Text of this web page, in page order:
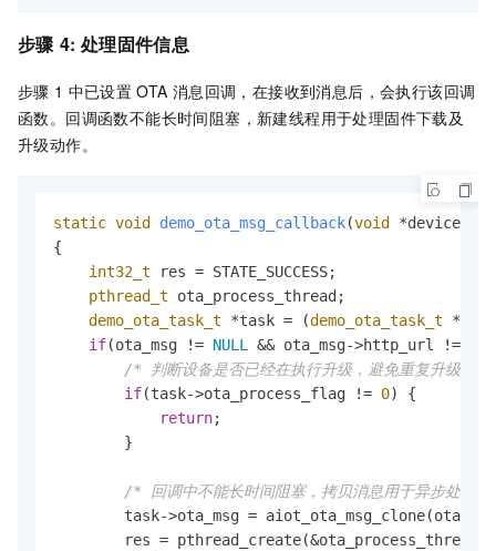
步骤 4: 处理固件信息
步骤 1 中已设置 OTA 消息回调，在接收到消息后，会执行该回调
函数。回调函数不能长时间阻塞，新建线程用于处理固件下载及
升级动作。
static void demo_ota_msg_callback(void *device,
{
int32_t res = STATE_SUCCESS;
pthread_t ota_process_thread;
demo_ota_task_t *task = (demo_ota_task_t
if(ota_msg != NULL && ota_msg->http_url !=
/* 判断设备是否已经在执行升级，避免重复升级 */
if(task->ota_process_flag != 0) {
return;
        }
/* 回调中不能长时间阻塞，拷贝消息用于异步处理
task->ota_msg =
        res = pthread_create(&ota_process_thread,